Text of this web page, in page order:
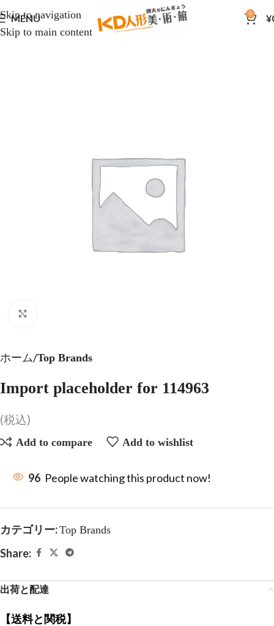
Skip to navigation
Skip to main content
MENU 0 ¥
ホーム Top Brands
Import placeholder for 114963
(税込)
Add to compare Add to wishlist
96 People watching this product now!
カテゴリー:Top Brands
Share:
出荷と配達
【送料と関税】